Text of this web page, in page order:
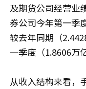
及期货公司经营业
券公司今年第一季
较去年同期（
一季度（1.8606万
从收入结构来看，